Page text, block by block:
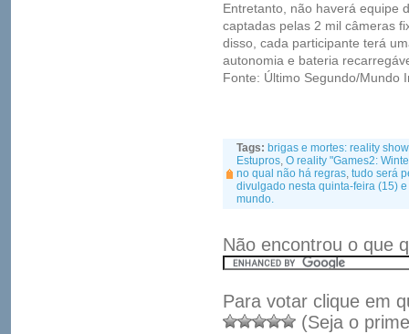
Entretanto, não haverá equipe
captadas pelas 2 mil câmeras
disso, cada participante terá
autonomia e bateria
Fonte: Último Segundo/Mundo
Tags: brigas e mortes: reality
Estupros, O reality "Games2:
no qual não há regras, tudo será
divulgado nesta quinta-feira (15)
mundo.
Não encontrou o que
Para votar clique em
(Seja o